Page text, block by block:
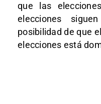
que las
elecciones
posibilidad de que
elecciones está